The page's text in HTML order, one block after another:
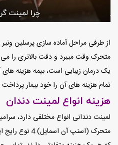
از طرفی مراحل آماده سازی پرسلین
متحرک وقت میبرد و دقت بالاتری را می
یک درمان زیبایی است، بیمه هزینه
تمام هزینه های آن را خود بیمار پرداخت
هزینه انواع لمینت دندان
لمینت دندانی انواع مختلفی دارد،
متحرک (اسنپ